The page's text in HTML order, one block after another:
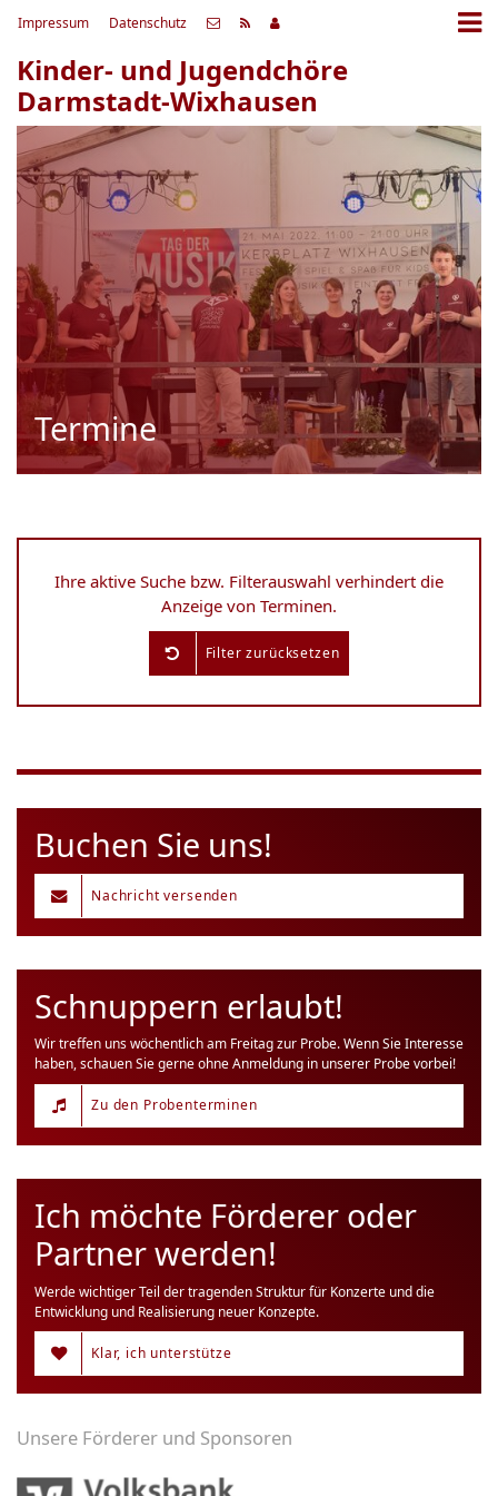
Impressum Datenschutz
Kinder- und Jugendchöre
Darmstadt-Wixhausen
Termine
Ihre aktive Suche bzw. Filterauswahl verhindert die
Anzeige von Terminen.
Filter zurücksetzen
Buchen Sie uns!
Nachricht versenden
Schnuppern erlaubt!
Wir treffen uns wöchentlich am Freitag zur Probe. Wenn Sie Interesse
haben, schauen Sie gerne ohne Anmeldung in unserer Probe vorbei!
Zu den Probenterminen
Ich möchte Förderer oder
Partner werden!
Werde wichtiger Teil der tragenden Struktur für Konzerte und die
Entwicklung und Realisierung neuer Konzepte.
Klar, ich unterstütze
Unsere Förderer und Sponsoren